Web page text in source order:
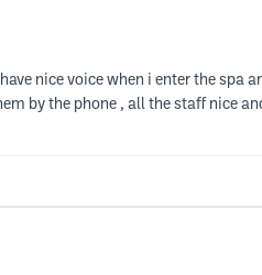
nice voice when i enter the spa
by the phone , all the staff nice